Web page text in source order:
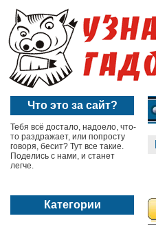
Что это за сайт?
Тебя всё достало, надоело, что-
то раздражает, или попросту
говоря, бесит? Тут все такие.
Поделись с нами, и станет
легче.
Категории